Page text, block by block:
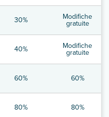
30% Modifiche
gratuite
40% Modifiche
gratuite
60% 60%
80% 80%